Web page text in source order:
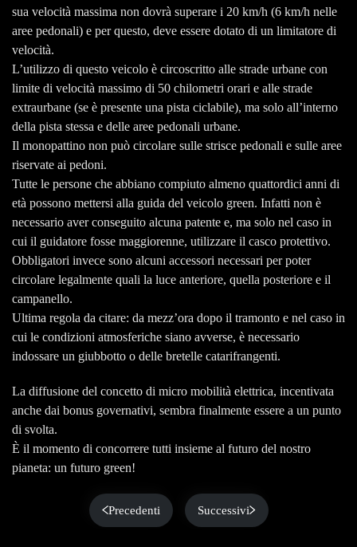
sua velocità massima non dovrà superare i 20 km/h (6 km/h nelle
aree pedonali) e per questo, deve essere dotato di un limitatore di
velocità.
L’utilizzo di questo veicolo è circoscritto alle strade urbane con
limite di velocità massimo di 50 chilometri orari e alle strade
extraurbane (se è presente una pista ciclabile), ma solo all’interno
della pista stessa e delle aree pedonali urbane.
Il monopattino non può circolare sulle strisce pedonali e sulle aree
riservate ai pedoni.
Tutte le persone che abbiano compiuto almeno quattordici anni di
età possono mettersi alla guida del veicolo green. Infatti non è
necessario aver conseguito alcuna patente e, ma solo nel caso in
cui il guidatore fosse maggiorenne, utilizzare il casco protettivo.
Obbligatori invece sono alcuni accessori necessari per poter
circolare legalmente quali la luce anteriore, quella posteriore e il
campanello.
Ultima regola da citare: da mezz’ora dopo il tramonto e nel caso in
cui le condizioni atmosferiche siano avverse, è necessario
indossare un giubbotto o delle bretelle catarifrangenti.
La diffusione del concetto di micro mobilità elettrica, incentivata
anche dai bonus governativi, sembra finalmente essere a un punto
di svolta.
È il momento di concorrere tutti insieme al futuro del nostro
pianeta: un futuro green!
Precedenti Successivi